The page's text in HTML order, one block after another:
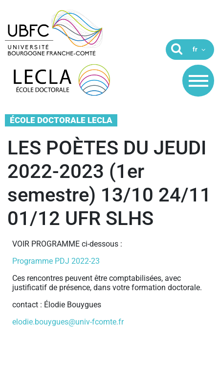
ÉCOLE DOCTORALE LECLA
LES POÈTES DU JEUDI
2022-2023 (1er
semestre) 13/10 24/11
01/12 UFR SLHS
VOIR PROGRAMME ci-dessous :
Programme PDJ 2022-23
Ces rencontres peuvent être comptabilisées, avec
justificatif de présence, dans votre formation doctorale.
contact : Élodie Bouygues
elodie.bouygues@univ-fcomte.fr